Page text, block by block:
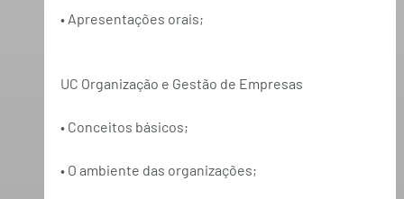
• Apresentações orais;
UC Organização e Gestão de Empresas
• Conceitos básicos;
• O ambiente das organizações;